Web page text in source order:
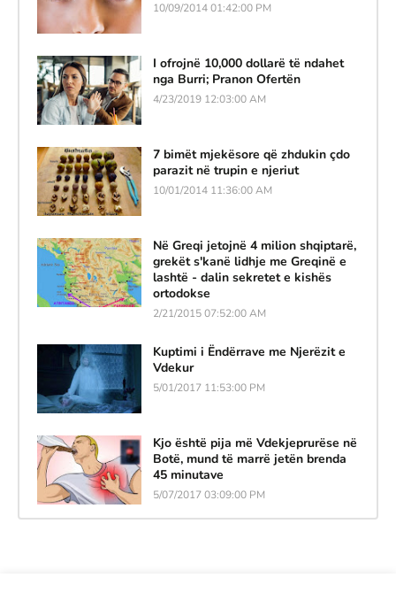
10/09/2014 01:42:00 PM
I ofrojnë 10,000 dollarë të ndahet
nga Burri; Pranon Ofertën
4/23/2019 12:03:00 AM
7 bimët mjekësore që zhdukin çdo
parazit në trupin e njeriut
10/01/2014 11:36:00 AM
Në Greqi jetojnë 4 milion shqiptarë,
grekët s'kanë lidhje me Greqinë e
lashtë - dalin sekretet e kishës
ortodokse
2/21/2015 07:52:00 AM
Kuptimi i Ëndërrave me Njerëzit e
Vdekur
5/01/2017 11:53:00 PM
Kjo është pija më Vdekjeprurëse në
Botë, mund të marrë jetën brenda
45 minutave
5/07/2017 03:09:00 PM